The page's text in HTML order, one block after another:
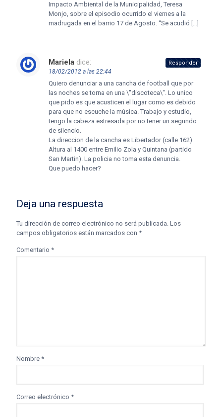
Impacto Ambiental de la Municipalidad, Teresa
Monjo, sobre el episodio ocurrido el viernes a la
madrugada en el barrio 17 de Agosto. “Se acudió […]
Mariela dice:
18/02/2012 a las 22:44
Quiero denunciar a una cancha de football que por
las noches se torna en una \"discoteca\". Lo unico
que pido es que acusticen el lugar como es debido
para que no escuche la música. Trabajo y estudio,
tengo la cabeza estresada por no tener un segundo
de silencio.
La direccion de la cancha es Libertador (calle 162)
Altura al 1400 entre Emilio Zola y Quintana (partido
San Martin). La policia no toma esta denuncia.
Que puedo hacer?
Responder
Deja una respuesta
Tu dirección de correo electrónico no será publicada. Los
campos obligatorios están marcados con *
Comentario *
Nombre *
Correo electrónico *